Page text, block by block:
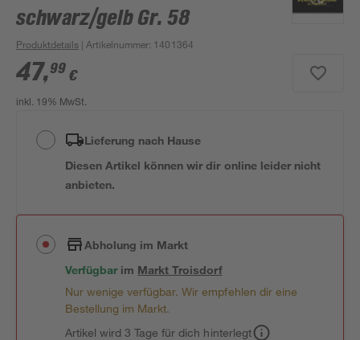
schwarz/gelb Gr. 58
Produktdetails | Artikelnummer: 1401364
47,99 €
inkl. 19% MwSt.
Lieferung nach Hause
Diesen Artikel können wir dir online leider nicht
anbieten.
Abholung im Markt
Verfügbar im MarktTroisdorf
Nur wenige verfügbar. Wir empfehlen dir eine
Bestellung im Markt.
Artikel wird 3 Tage für dich hinterlegt